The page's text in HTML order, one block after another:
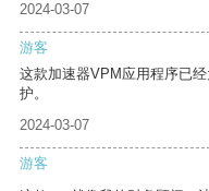
2024-03-07
游客
这款加速器VPM应用程序已
护。
2024-03-07
游客